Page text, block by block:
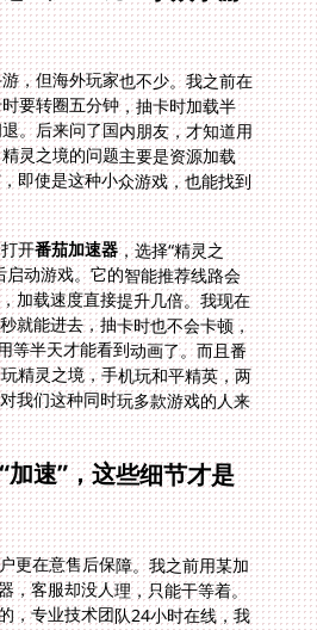
，但海外玩家也不少。我之前在
时要转圈五分钟，抽卡时加载半
。后来问了国内朋友，才知道用
灵之境的问题主要是资源加载
分布广，即使是这种小众游戏，也能找到
开番茄加速器，选择“精灵之
境”对应的线路，连接后启动游戏。它的智能推荐线路会
自动匹配游戏的服务器，加载速度直接提升几倍。我现在
登录精灵之境，基本十秒就能进去，抽卡时也不会卡顿，
抽到SSR的时候终于不用等半天才能看到动画了。而且番
茄支持多端，我用iPad玩精灵之境，手机玩和平精英，两
边都能稳定加速——这对我们这种同时玩多款游戏的人来
速”，这些细节才是
更在意售后保障。我之前用某加
，客服却没人理，只能干等着。
，专业技术团队24小时在线，我
问题，联系客服后十分钟就解决